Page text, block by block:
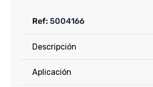
Ref: 5004166
Descripción
Aplicación